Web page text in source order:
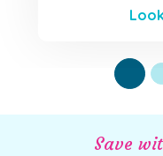
Save